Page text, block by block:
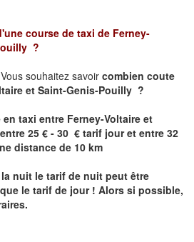
course de taxi de Ferney-
?
souhaitez savoir combien coute
et Saint-Genis-Pouilly ?
taxi entre Ferney-Voltaire et
entre 25 € - 30 € tarif jour et entre 32
distance de 10 km
nuit le tarif de nuit peut être
le tarif de jour ! Alors si possible,